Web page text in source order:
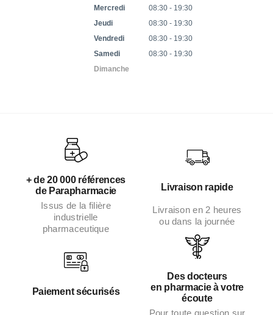
Mercredi
08:30 - 19:30
Jeudi
08:30 - 19:30
Vendredi
08:30 - 19:30
Samedi
08:30 - 19:30
Dimanche
+ de 20 000 références
de Parapharmacie
Issus de la filière
industrielle
pharmaceutique
Livraison rapide
Livraison en 2 heures
ou dans la journée
Paiement sécurisés
Des docteurs
en pharmacie à votre
écoute
Pour toute question sur